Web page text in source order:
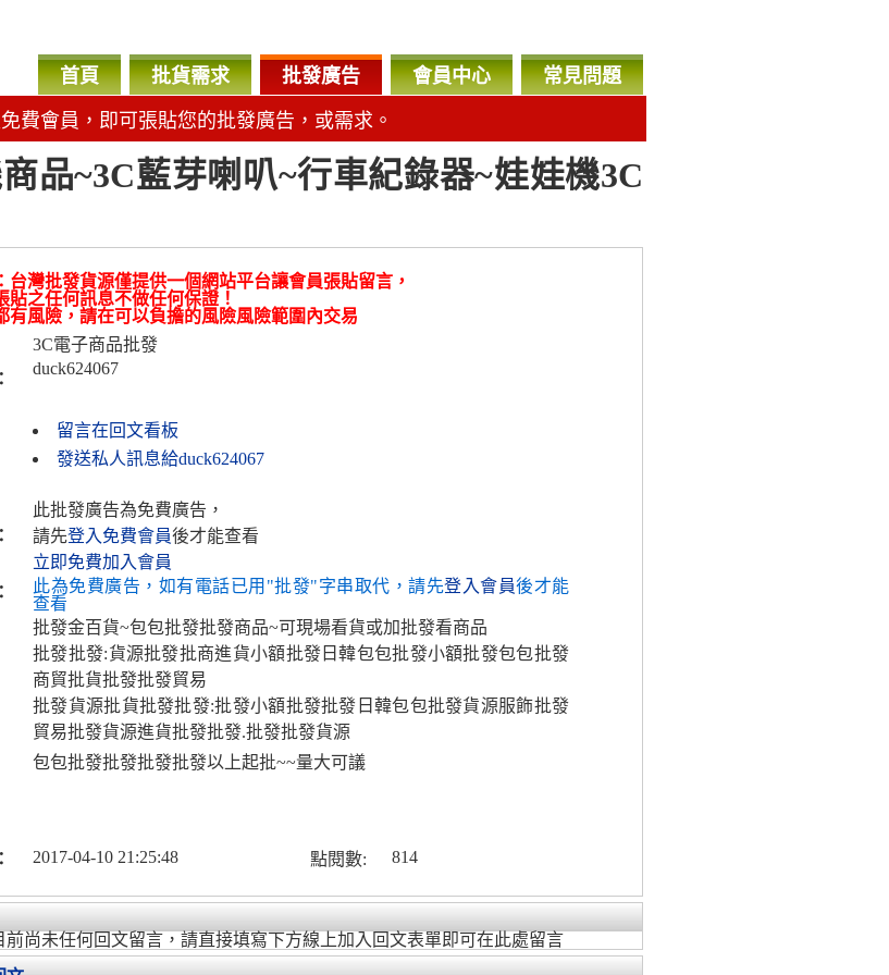
首頁 批貨需求 批發廣告 會員中心 常見問題
費會員，即可張貼您的批發廣告，或需求。
品~3C藍芽喇叭~行車紀錄器~娃娃機3C
台灣批發貨源僅提供一個網站平台讓會員張貼留言，
貼之任何訊息不做任何保證！
有風險，請在可以負擔的風險風險範圍內交易
3C電子商品批發
duck624067
留言在回文看板
發送私人訊息給duck624067
此批發廣告為免費廣告，
請先登入免費會員後才能查看
立即免費加入會員
此為免費廣告，如有電話已用"批發"字串取代，請先登入會員後才能
查看
批發金百貨~包包批發批發商品~可現場看貨或加批發看商品
批發批發:貨源批發批商進貨小額批發日韓包包批發小額批發包包批發
商貿批貨批發批發貿易
批發貨源批貨批發批發:批發小額批發批發日韓包包批發貨源服飾批發
貿易批發貨源進貨批發批發.批發批發貨源
包包批發批發批發批發以上起批~~量大可議
2017-04-10 21:25:48 點閱數: 814
前尚未任何回文留言，請直接填寫下方線上加入回文表單即可在此處留言